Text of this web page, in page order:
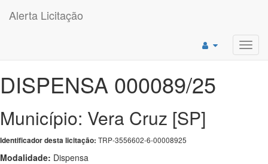
Alerta Licitação
DISPENSA 000089/25
Município: Vera Cruz [SP]
Identificador desta licitação: TRP-3556602-6-00008925
Modalidade: Dispensa